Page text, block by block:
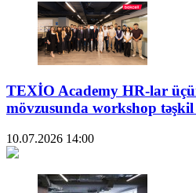
TEXİO Academy HR-lar
mövzusunda workshop təşkil
10.07.2026 14:00